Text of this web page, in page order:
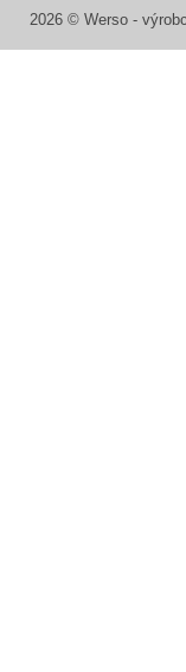
2026 © Werso -